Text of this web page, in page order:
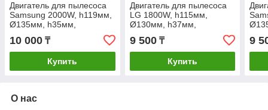
Двигатель для пылесоса
Samsung 2000W, h119мм,
Ø135мм, h35мм,
POLETRON
10 000 ₸
Купить
Двигатель для пылесоса
LG 1800W, h115мм,
Ø130мм, h37мм,
POLETRON V1J-PH27
9 500₸
Купить
9
О нас